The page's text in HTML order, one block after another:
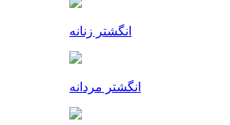
انگشتر زنانه
انگشتر مردانه